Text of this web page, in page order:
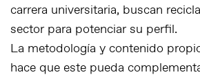
carrera universitaria, buscan
sector para potenciar su perfil.
La metodología y contenido
hace que este pueda